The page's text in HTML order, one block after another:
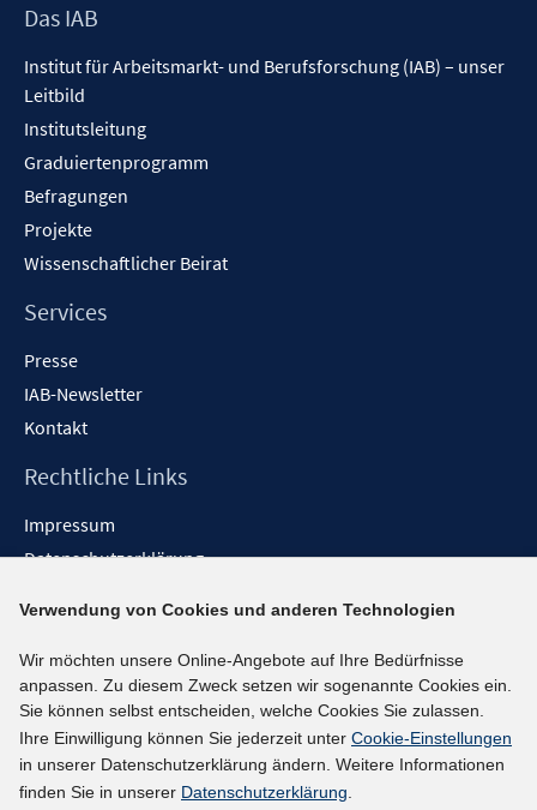
Footer
Das IAB
Institut für Arbeitsmarkt- und Berufsforschung (IAB) – unser
Leitbild
Institutsleitung
Graduiertenprogramm
Befragungen
Projekte
Wissenschaftlicher Beirat
Services
Presse
IAB-Newsletter
Kontakt
Rechtliche Links
Impressum
Datenschutzerklärung
Barrieren melden
Social-Media-Kanäle
BlueSky
YouTube
LinkedIn
Verwendung von Cookies und anderen Technologien
Wir möchten unsere Online-Angebote auf Ihre Bedürfnisse
anpassen. Zu diesem Zweck setzen wir sogenannte Cookies ein.
Sie können selbst entscheiden, welche Cookies Sie zulassen.
Ihre Einwilligung können Sie jederzeit unter Cookie-Einstellungen
in unserer Datenschutzerklärung ändern. Weitere Informationen
finden Sie in unserer Datenschutzerklärung.